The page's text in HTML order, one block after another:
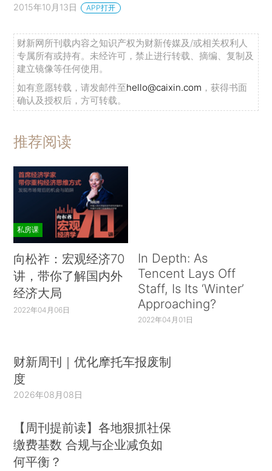
2015年10月13日 APP打开
财新网所刊载内容之知识产权为财新传媒及/或相关权利人
专属所有或持有。未经许可，禁止进行转载、摘编、复制及
建立镜像等任何使用。
如有意愿转载，请发邮件至hello@caixin.com ，获得书面
确认及授权后，方可转载。
推荐阅读
私房课
向松祚：宏观经济70
讲，带你了解国内外
经济大局
2022年04月06日
In Depth: As
Tencent Lays Off
Staff, Is Its ‘Winter’
Approaching?
2022年04月01日
财新周刊｜优化摩托车报废制
度
2026年08月08日
【周刊提前读】各地狠抓社保
缴费基数 合规与企业减负如
何平衡？